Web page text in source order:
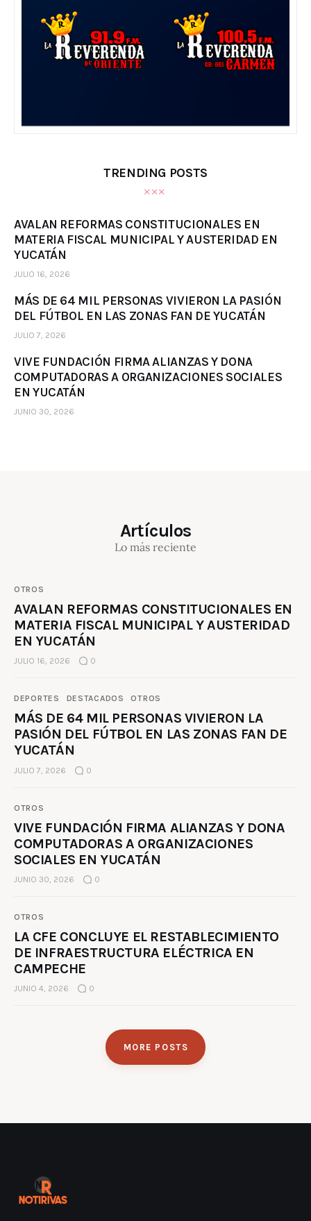
TRENDING POSTS
AVALAN REFORMAS CONSTITUCIONALES EN
MATERIA FISCAL MUNICIPAL Y AUSTERIDAD EN
YUCATÁN
JULIO 16, 2026
MÁS DE 64 MIL PERSONAS VIVIERON LA PASIÓN
DEL FÚTBOL EN LAS ZONAS FAN DE YUCATÁN
JULIO 7, 2026
VIVE FUNDACIÓN FIRMA ALIANZAS Y DONA
COMPUTADORAS A ORGANIZACIONES SOCIALES
EN YUCATÁN
JUNIO 30, 2026
Artículos
Lo más reciente
OTROS
AVALAN REFORMAS CONSTITUCIONALES EN
MATERIA FISCAL MUNICIPAL Y AUSTERIDAD
EN YUCATÁN
JULIO 16, 2026 0
DEPORTES DESTACADOS OTROS
MÁS DE 64 MIL PERSONAS VIVIERON LA
PASIÓN DEL FÚTBOL EN LAS ZONAS FAN DE
YUCATÁN
JULIO 7, 2026 0
OTROS
VIVE FUNDACIÓN FIRMA ALIANZAS Y DONA
COMPUTADORAS A ORGANIZACIONES
SOCIALES EN YUCATÁN
JUNIO 30, 2026 0
OTROS
LA CFE CONCLUYE EL RESTABLECIMIENTO
DE INFRAESTRUCTURA ELÉCTRICA EN
CAMPECHE
JUNIO 4, 2026 0
MORE POSTS